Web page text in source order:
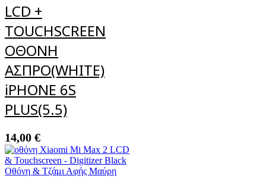
LCD +
TOUCHSCREEN
ΟΘΟΝΗ
ΑΣΠΡΟ(WHITE)
iPHONE 6S
PLUS(5.5)
14,00 €